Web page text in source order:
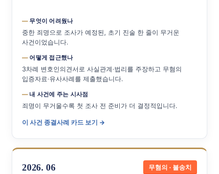
무엇이 어려웠나
중한 죄명으로 조사가 예정된, 초기 진술 한 줄이 무거운
사건이었습니다.
어떻게 접근했나
3차례 변호인의견서로 사실관계·법리를 주장하고 무혐의
입증자료·유사사례를 제출했습니다.
내 사건에 주는 시사점
죄명이 무거울수록 첫 조사 전 준비가 더 결정적입니다.
이 사건 종결사례 카드 보기 →
2026. 06 무혐의 · 불송치